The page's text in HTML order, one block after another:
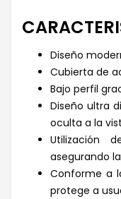
Diseño
Cubierta de
Bajo perfil
Diseño ultra
oculta a la
Utilización
asegurando
Conforme a
protege a